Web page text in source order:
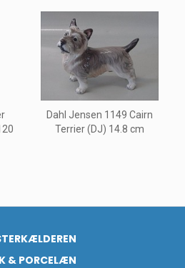
Dahl Jensen 1149 Cairn
Terrier (DJ) 14.8 cm
& PORCELÆN